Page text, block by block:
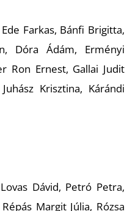
Farkas, Bánfi Brigitta,
Dóra Ádám, Erményi
Ron Ernest, Gallai Judit
Krisztina, Kárándi
Dávid, Petró Petra,
Margit Júlia, Rózsa